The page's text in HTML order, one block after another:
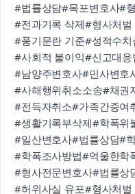
#법률상담#목포변호사#
#전과기록 삭제#형사처벌
#풍기문란 기준#성적수치
#사회적 불이익#신고대응
#남양주변호사#민사변호
#사해행위취소소송#채권
#전득자취소#가족간증여
#생활기록부삭제#학폭위
#일산변호사#법률상담#
#학폭조사방법#억울한학
#형사전문변호사#법률상
#허위사실 유포#형사처벌